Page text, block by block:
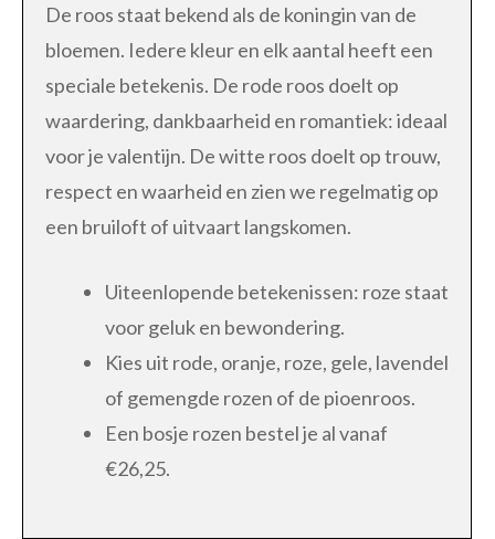
De roos staat bekend als de koningin van de
bloemen. Iedere kleur en elk aantal heeft een
speciale betekenis. De rode roos doelt op
waardering, dankbaarheid en romantiek: ideaal
voor je valentijn. De witte roos doelt op trouw,
respect en waarheid en zien we regelmatig op
een bruiloft of uitvaart langskomen.
Uiteenlopende betekenissen: roze staat
voor geluk en bewondering.
Kies uit rode, oranje, roze, gele, lavendel
of gemengde rozen of de pioenroos.
Een bosje rozen bestel je al vanaf
€26,25.